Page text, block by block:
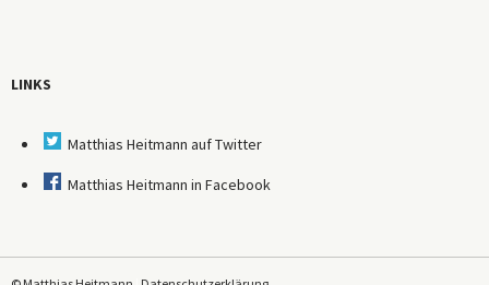
LINKS
Matthias Heitmann auf Twitter
Matthias Heitmann in Facebook